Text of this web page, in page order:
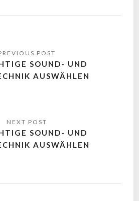
SOUND- UND
AUSWÄHLEN
SOUND- UND
AUSWÄHLEN